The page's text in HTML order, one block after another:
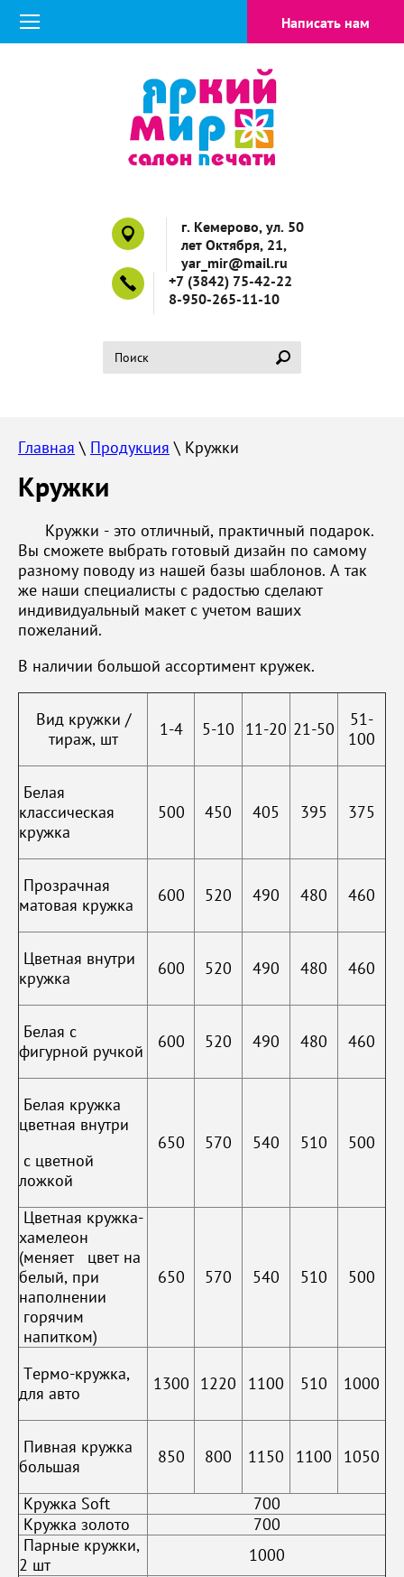
г. Кемерово, ул. 50
лет Октября, 21,
yar_mir@mail.ru
+7 (3842) 75-42-22
8-950-265-11-10
Написать нам
Главная \ Продукция \ Кружки
Кружки
Кружки - это отличный, практичный подарок.
Вы сможете выбрать готовый дизайн по самому
разному поводу из нашей базы шаблонов. А так
же наши специалисты с радостью сделают
индивидуальный макет с учетом ваших
пожеланий.
В наличии большой ассортимент кружек.
Вид кружки /
тираж, шт
1-4 5-10 11-20 21-50
51-
100
Белая
классическая
кружка
500 450 405 395 375
Прозрачная
матовая кружка
600 520 490 480 460
Цветная внутри
кружка
600 520 490 480 460
Белая с
фигурной ручкой
600 520 490 480 460
Белая кружка
цветная внутри
с цветной
ложкой
650 570 540 510 500
Цветная кружка-
хамелеон
(меняет цвет на
белый, при
наполнении
горячим
напитком)
650 570 540 510 500
Термо-кружка,
для авто
1300 1220 1100 510 1000
Пивная кружка
большая
850 800 1150 1100 1050
Кружка Soft
700
Кружка золото
700
Парные кружки,
2 шт
1000